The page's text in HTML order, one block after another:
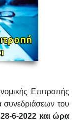
Επιτροπής
συνεδριάσεων του
6-2022 και ώρα